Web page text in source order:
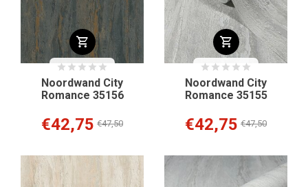
Noordwand City
Romance 35156
€42,75 €47,50
Noordwand City
Romance 35155
€42,75 €47,50